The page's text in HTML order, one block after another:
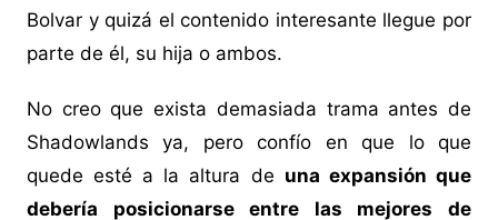
Bolvar y quizá el contenido interesante llegue por
parte de él, su hija o ambos.
No creo que exista demasiada trama antes de
Shadowlands ya, pero confío en que lo que
quede esté a la altura de una expansión que
debería posicionarse entre las mejores de